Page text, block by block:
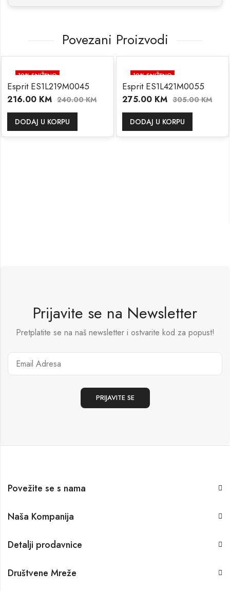
Povezani Proizvodi
10% SNIŽENO
Esprit ES1L219M0045
216.00 KM 240.00KM
DODAJ U KORPU
10% SNIŽENO
Esprit ES1L421M0055
275.00 KM 305.00KM
DODAJ U KORPU
Prijavite se na Newsletter
Pretplatite se na naš newsletter i ostvarite kod za popust!
Povežite se s nama
Naša Kompanija
Detalji prodavnice
Društvene Mreže